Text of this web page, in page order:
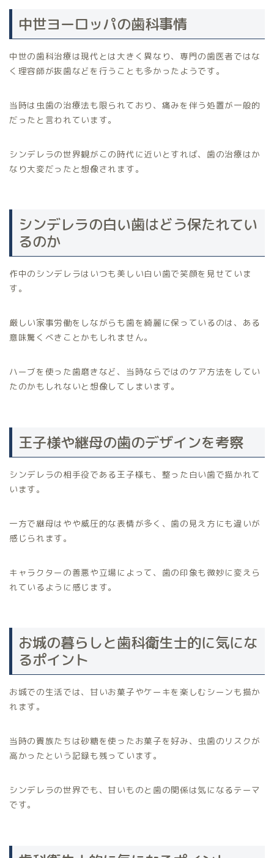
中世ヨーロッパの歯科事情
中世の歯科治療は現代とは大きく異なり、専門の歯医者ではな
く理容師が抜歯などを行うことも多かったようです。
当時は虫歯の治療法も限られており、痛みを伴う処置が一般的
だったと言われています。
シンデレラの世界観がこの時代に近いとすれば、歯の治療はか
なり大変だったと想像されます。
シンデレラの白い歯はどう保たれてい
るのか
作中のシンデレラはいつも美しい白い歯で笑顔を見せていま
す。
厳しい家事労働をしながらも歯を綺麗に保っているのは、ある
意味驚くべきことかもしれません。
ハーブを使った歯磨きなど、当時ならではのケア方法をしてい
たのかもしれないと想像してしまいます。
王子様や継母の歯のデザインを考察
シンデレラの相手役である王子様も、整った白い歯で描かれて
います。
一方で継母はやや威圧的な表情が多く、歯の見え方にも違いが
感じられます。
キャラクターの善悪や立場によって、歯の印象も微妙に変えら
れているように感じます。
お城の暮らしと歯科衛生士的に気にな
るポイント
お城での生活では、甘いお菓子やケーキを楽しむシーンも描か
れます。
当時の貴族たちは砂糖を使ったお菓子を好み、虫歯のリスクが
高かったという記録も残っています。
シンデレラの世界でも、甘いものと歯の関係は気になるテーマ
です。